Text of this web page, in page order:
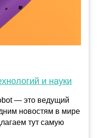
и науки
— это ведущий
новостям в мире
самую